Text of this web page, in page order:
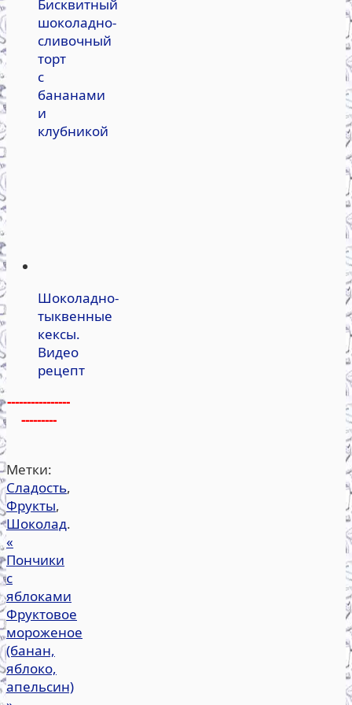
Бисквитный
шоколадно-
сливочный
торт
с
бананами
и
клубникой
Шоколадно-
тыквенные
кексы.
Видео
рецепт
----------------
---------
Метки:
Сладость,
Фрукты,
Шоколад.
«
Пончики
с
яблоками
Фруктовое
мороженое
(банан,
яблоко,
апельсин)